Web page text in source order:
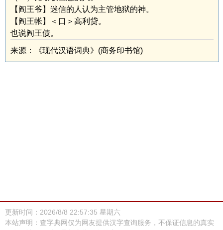
【阎王爷】迷信的人认为主管地狱的神。
【阎王帐】＜口＞高利贷。
也说阎王债。
来源：《现代汉语词典》(商务印书馆)
更新时间：2026/8/8 22:57:35 星期六
本站声明：查字典网仅为网友提供汉字查询服务，不保证信息的真实